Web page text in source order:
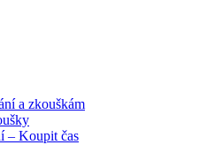
a zkouškám
– Koupit čas